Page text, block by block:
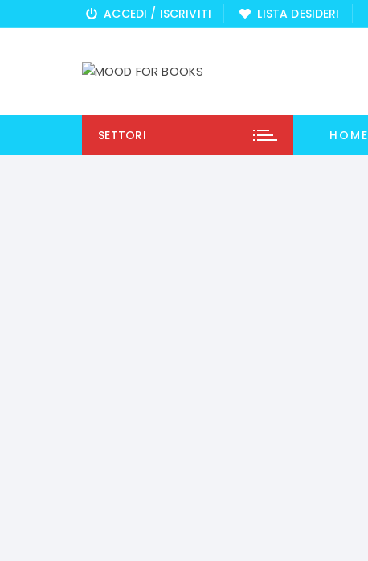
al
ACCEDI / ISCRIVITI LISTA DESIDERI
SETTORI HOME